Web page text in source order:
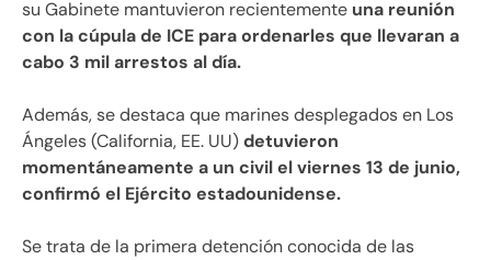
su Gabinete mantuvieron recientemente una reunión
con la cúpula de ICE para ordenarles que llevaran a
cabo 3 mil arrestos al día.
Además, se destaca que marines desplegados en Los
Ángeles (California, EE. UU)detuvieron
momentáneamente a un civil el viernes 13 de junio,
confirmó el Ejército estadounidense.
Se trata de la primera detención conocida de las